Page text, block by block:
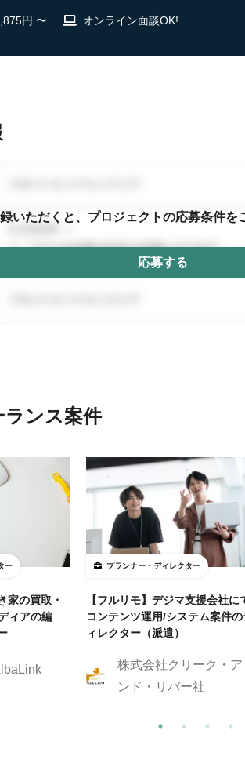
円 〜 オンライン面談OK!
いただくと、プロジェクトの応募条件を
応募する
ンス案件
ー
家の買取・
ィアの編
プランナー・ディレクター
【フルリモ】デジマ支援会社に
コンテンツ運用/システム案件の
ィレクター（派遣）
株式会社クリーク・ア
ンド・リバー社